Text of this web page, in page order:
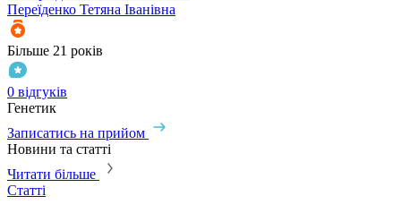
Переїденко Тетяна Іванівна
Більше 21 років
0 відгуків
Генетик
Записатись на прийом
Новини та статті
Читати більше
Статті